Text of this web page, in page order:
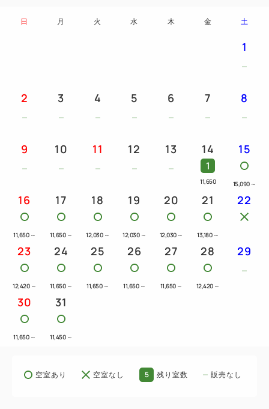
野菜の豚巻き/まるごとトマトの肉詰め
※ご利用時間を以下からご選択ください。
※夕食に関するご注意※
・フリーフロードリンクは含まれておりませんので、
ご利用の場合は現地にてご精算ください。
・添い寝のお子様のお食事・ドリンクは含まれており
ません。
大人の方と同料金でご利用ください。
・恐れ入りますが、アレルギーやお食事の嗜好に関し
・提供メニューのテイクアウトはできません。
日 月 火 水 木 金 土
1
2 3 4 5 6 7 8
9 10 11 12 13 14
1
11,650
15
15,090 ～
16
11,650 ～
17
11,650 ～
18
12,030 ～
19
12,030 ～
20
12,030 ～
21
13,180 ～
22
23
12,420 ～
24
11,650 ～
25
11,650 ～
26
11,650 ～
27
11,650 ～
28
12,420 ～
29
30
11,650 ～
31
11,450 ～
空室あり 空室なし 5 残り室数 販売なし